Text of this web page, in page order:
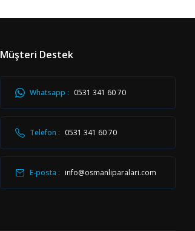
Müşteri Destek
Whatsapp : 0531 341 60 70
Telefon : 0531 341 60 70
E-posta : info@osmanliparalari.com